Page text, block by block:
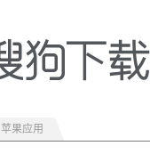
苹果应用